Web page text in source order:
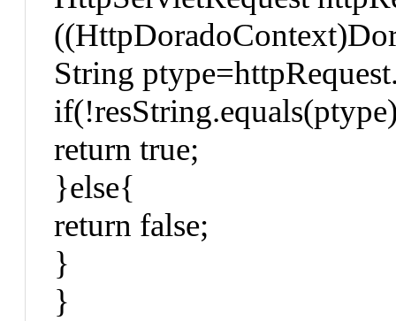
String
return true;
}else{
return false;
}
}